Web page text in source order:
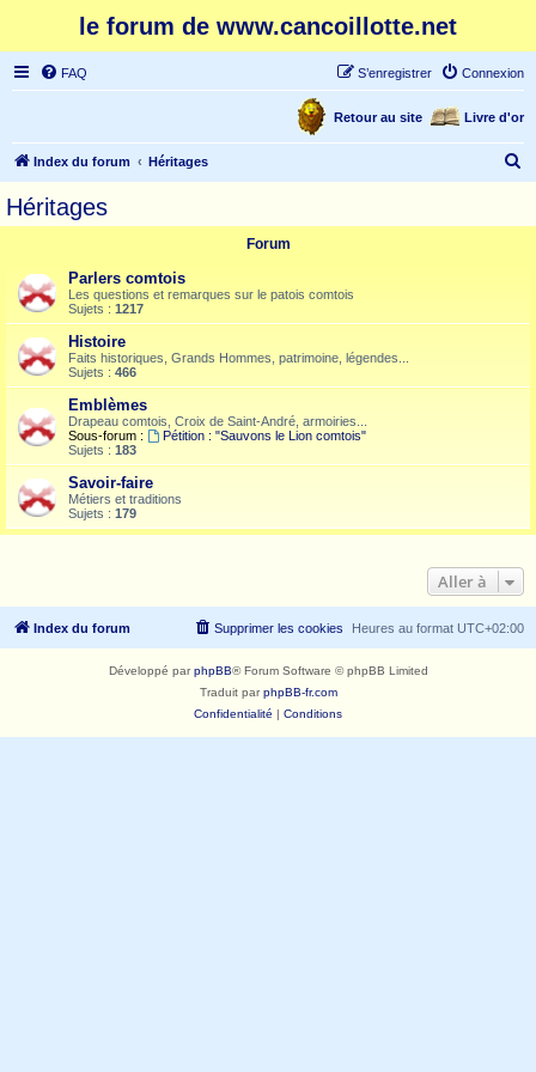
le forum de www.cancoillotte.net
FAQ Connexion
S’enregistrer
Livre d'or
Retour au site
Index du forum Héritages
e
Héritages
Forum
Parlers comtois
Les questions et remarques sur le patois comtois
Sujets : 1217
Histoire
Faits historiques, Grands Hommes, patrimoine, légendes...
Sujets : 466
Emblèmes
Drapeau comtois, Croix de Saint-André, armoiries...
Sous-forum :
Pétition : "Sauvons le Lion comtois"
Sujets : 183
Savoir-faire
Métiers et traditions
Sujets : 179
Aller à
Index du forum Heures au format UTC+02:00
Supprimer les cookies
Développé parphpBB® Forum Software © phpBB Limited
Traduit parphpBB-fr.com
Confidentialité | Conditions